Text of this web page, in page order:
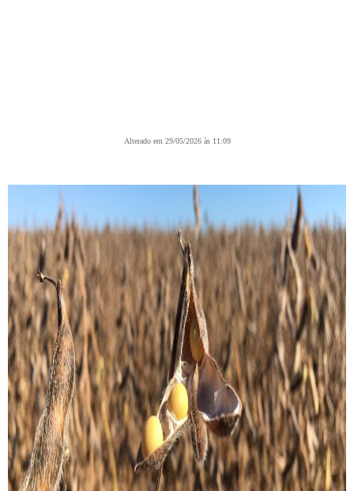
Alterado em 29/05/2026 às 11:09